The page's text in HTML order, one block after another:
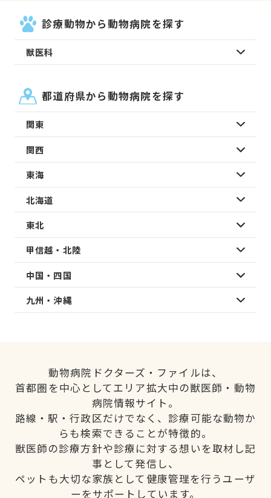
診療動物から動物病院を探す
獣医科
都道府県から動物病院を探す
関東
関西
東海
北海道
東北
甲信越・北陸
中国・四国
九州・沖縄
動物病院ドクターズ・ファイルは、
首都圏を中心としてエリア拡大中の獣医師・動物
病院情報サイト。
路線・駅・行政区だけでなく、診療可能な動物か
らも検索できることが特徴的。
獣医師の診療方針や診療に対する想いを取材し記
事として発信し、
ペットも大切な家族として健康管理を行うユーザ
ーをサポートしています。